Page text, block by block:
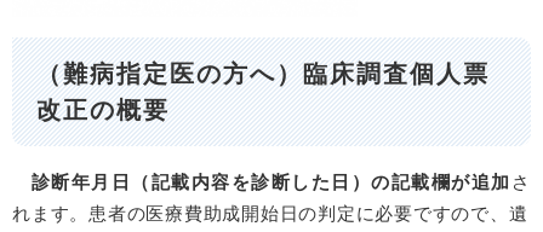
（難病指定医の方へ）臨床調査個人票
改正の概要
診断年月日（記載内容を診断した日）の記載欄が追加 さ
れます。患者の医療費助成開始日の判定に必要ですので、遺